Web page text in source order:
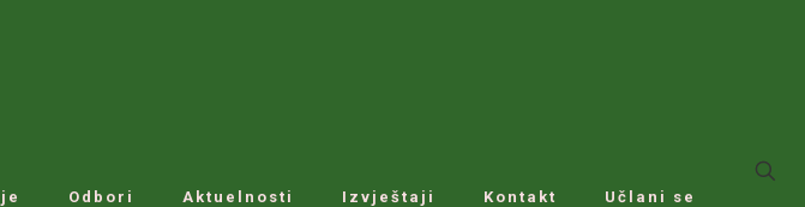
Odbori Aktuelnosti Izvještaji Kontakt Učlani se